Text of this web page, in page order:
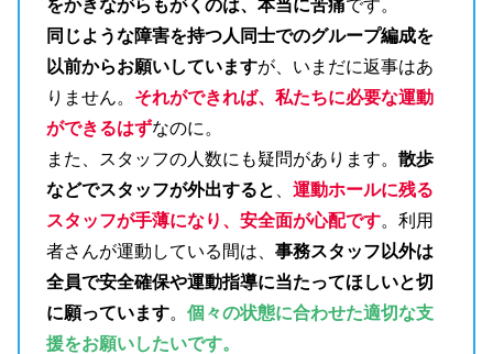
をかきながらもがくのは、本当に苦痛です。
同じような障害を持つ人同士でのグループ編成を
以前からお願いしていますが、いまだに返事はあ
りません。 それができれば、私たちに必要な運動
ができるはずなのに。
また、スタッフの人数にも疑問があります。 散歩
などでスタッフが外出すると
運動ホールに残る
スタッフが手薄になり、安全面が心配です。利用
者さんが運動している間は、 事務スタッフ以外は
全員で安全確保や運動指導に当たってほしいと切
に願っています。 個々の状態に合わせた適切な支
援をお願いしたいです。